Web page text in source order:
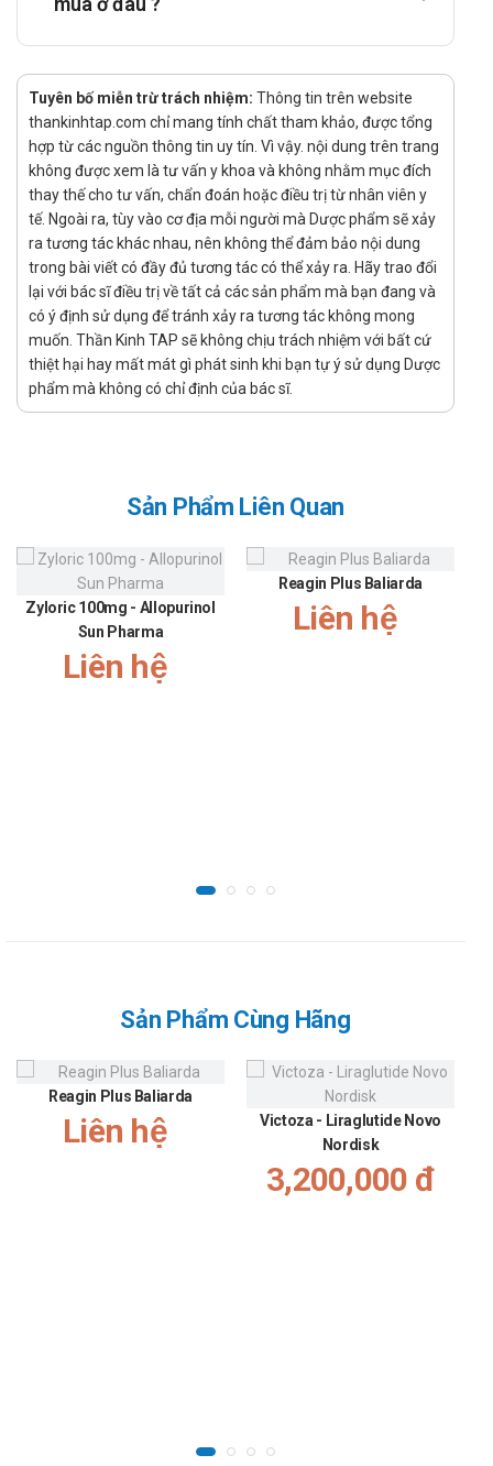
không đầy đủ, nên ngừng điều trị bằng letrozole và lên lịch
phẫu thuật và/hoặc các lựa chọn điều trị khác.
Cách dùng: Thuốc dùng đường uống.
Chống chỉ định
Thuốc Oncolet 2.5 chống chỉ định dùng trong trường hợp sau:
Bệnh nhân bị mẫn cảm với các thành phần thuốc.
Tác dụng phụ của thuốc Oncolet 2.5
Các tác dụng phụ thường gặp khi sử dụng thuốc Oncolet 2.5
có thể bao gồm: bốc hỏa, nóng bừng hoặc đỏ ở mặt hoặc
ngực, nhức đầu, chóng mặt, suy nhược, đau xương, đau cơ
có tiền sử gãy xương hoặc loãng xương, cholesterol cao hoặc
bệnh gan (đặc biệt là xơ gan).
Tương tác
Sự chuyển hóa của letrozole một phần qua trung gian
Tuyên bố miễn trừ trách nhiệm: Thông tin trên website
thankinhtap.com chỉ mang tính chất tham khảo, được tổng
hợp từ các nguồn thông tin uy tín. Vì vậy. nội dung trên trang
không được xem là tư vấn y khoa và không nhằm mục đích
thay thế cho tư vấn, chẩn đoán hoặc điều trị từ nhân viên y
tế. Ngoài ra, tùy vào cơ địa mỗi người mà Dược phẩm sẽ xảy
ra tương tác khác nhau, nên không thể đảm bảo nội dung
trong bài viết có đầy đủ tương tác có thể xảy ra. Hãy trao đổi
lại với bác sĩ điều trị về tất cả các sản phẩm mà bạn đang và
có ý định sử dụng để tránh xảy ra tương tác không mong
muốn. Thần Kinh TAP sẽ không chịu trách nhiệm với bất cứ
thiệt hại hay mất mát gì phát sinh khi bạn tự ý sử dụng Dược
phẩm mà không có chỉ định của bác sĩ.
Sản Phẩm Liên Quan
Zyloric 100mg - Allopurinol
Sun Pharma
Liên hệ
Reagin Plus Baliarda
Liên hệ
Sản Phẩm Cùng Hãng
Reagin Plus Baliarda
Liên hệ
Victoza - Liraglutide Novo
Nordisk
3,200,000 đ